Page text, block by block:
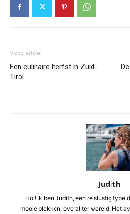
Vorig artikel
Een culinaire herfst in Zuid-
Tirol
Judith
Hoi! Ik ben Judith, een reislustig type
mooie plekken, overal ter wereld. Het